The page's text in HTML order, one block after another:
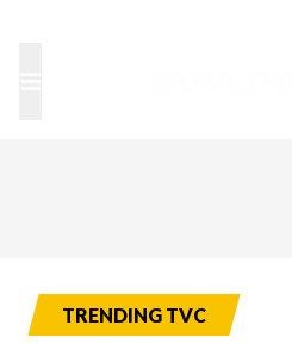
TRENDING TVC